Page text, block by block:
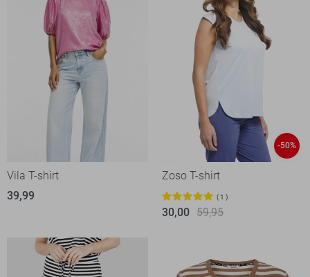
Vila T-shirt
39,99
-50%
Zoso T-shirt
1
30,00 59,95